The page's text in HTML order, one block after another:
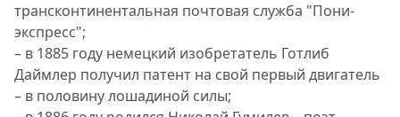
трансконтинентальная почтовая служба "Пони-
экспресс";
– в 1885 году немецкий изобретатель Готлиб
Даймлер получил патент на свой первый двигатель
– в половину лошадиной силы;